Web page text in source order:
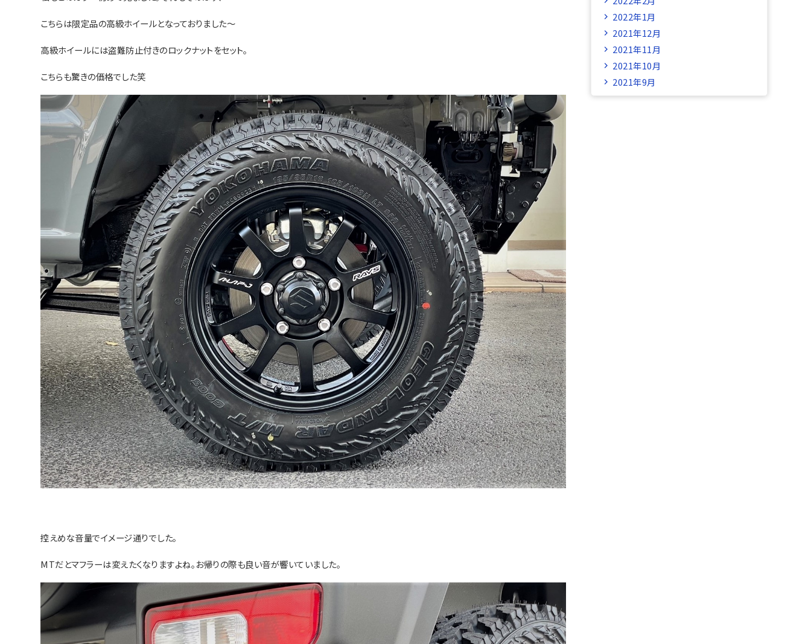
こちらは限定品の高級ホイールとなっておりました～
高級ホイールには盗難防止付きのロックナットをセット。
こちらも驚きの価格でした笑
控えめな音量でイメージ通りでした。
MTだとマフラーは変えたくなりますよね。お帰りの際も良い音が響いていました。
2022年1月
2021年12月
2021年11月
2021年10月
2021年9月